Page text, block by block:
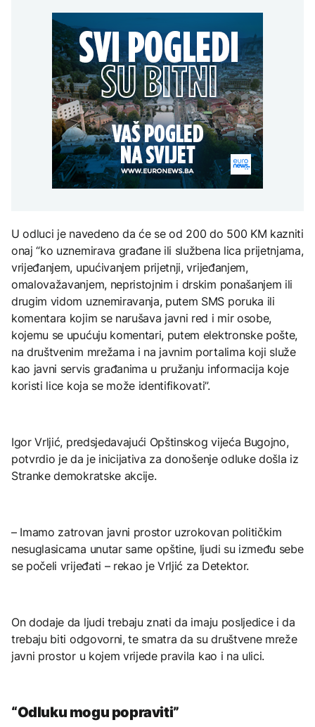
osvježenje, a onda
AKTUELNO
Sladić najavio promjenu
vremena: Subota donosi
osvježenje, a onda
ponovo velike vrućine
Macut najavio dodatne
mjere za ublažavanje
posljedica toplotnog
talasa
upozoravaju: Putin bi
ograničenim napadom,
najveći rizik od jeseni
AKTUELNO
Erupcija Etne poremetila
aviosaobraćaj:
Aerodrom u Kataniji
obustavio dolaske letova
KULTURA
Rat i pijesak prijete
drevnim piramidama
Meroe u Sudanu
ZANIMLJIVOSTI
U odluci je navedeno da će se od 200 do 500 KM kazniti
onaj “ko uznemirava građane ili službena lica prijetnjama,
vrijeđanjem, upućivanjem prijetnji, vrijeđanjem,
omalovažavanjem, nepristojnim i drskim ponašanjem ili
drugim vidom uznemiravanja, putem SMS poruka ili
komentara kojim se narušava javni red i mir osobe,
kojemu se upućuju komentari, putem elektronske pošte,
na društvenim mrežama i na javnim portalima koji služe
kao javni servis građanima u pružanju informacija koje
koristi lice koja se može identifikovati”.
Igor Vrljić, predsjedavajući Opštinskog vijeća Bugojno,
potvrdio je da je inicijativa za donošenje odluke došla iz
Stranke demokratske akcije.
– Imamo zatrovan javni prostor uzrokovan političkim
nesuglasicama unutar same opštine, ljudi su između sebe
se počeli vrijeđati – rekao je Vrljić za Detektor.
On dodaje da ljudi trebaju znati da imaju posljedice i da
trebaju biti odgovorni, te smatra da su društvene mreže
javni prostor u kojem vrijede pravila kao i na ulici.
“Odluku mogu popraviti”